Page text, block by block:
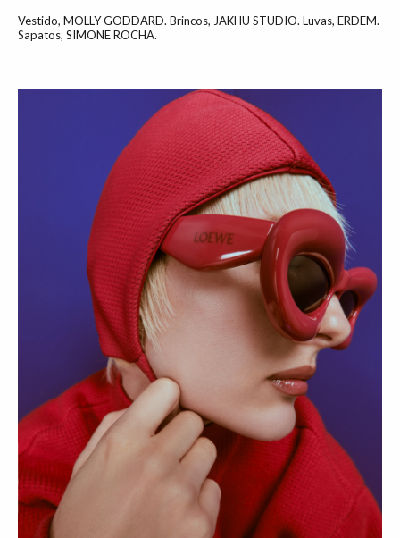
Vestido, MOLLY GODDARD. Brincos, JAKHU STUDIO. Luvas, ERDEM.
Sapatos, SIMONE ROCHA.